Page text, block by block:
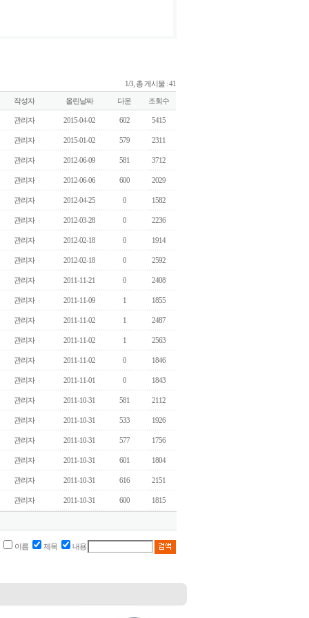
1/3, 총 게시물 : 41
작성자 올린날짜 다운 조회수
관리자 2015-04-02 602 5415
관리자 2015-01-02 579 2311
관리자 2012-06-09 581 3712
관리자 2012-06-06 600 2029
관리자 2012-04-25 0 1582
관리자 2012-03-28 0 2236
관리자 2012-02-18 0 1914
관리자 2012-02-18 0 2592
관리자 2011-11-21 0 2408
관리자 2011-11-09 1 1855
관리자 2011-11-02 1 2487
관리자 2011-11-02 1 2563
관리자 2011-11-02 0 1846
관리자 2011-11-01 0 1843
관리자 2011-10-31 581 2112
관리자 2011-10-31 533 1926
관리자 2011-10-31 577 1756
관리자 2011-10-31 601 1804
관리자 2011-10-31 616 2151
관리자 2011-10-31 600 1815
이름 제목 내용